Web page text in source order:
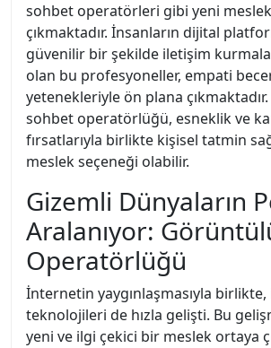
sohbet operatörleri gibi yeni
çıkmaktadır. İnsanların dijital
güvenilir bir şekilde iletişim
olan bu profesyoneller, empati
yetenekleriyle ön plana
sohbet operatörlüğü, esneklik ve
fırsatlarıyla birlikte kişisel tatmin
meslek seçeneği olabilir.
Gizemli Dünyaların
Aralanıyor:
Operatörlüğü
İnternetin yaygınlaşmasıyla
teknolojileri de hızla gelişti. Bu
yeni ve ilgi çekici bir meslek ortaya